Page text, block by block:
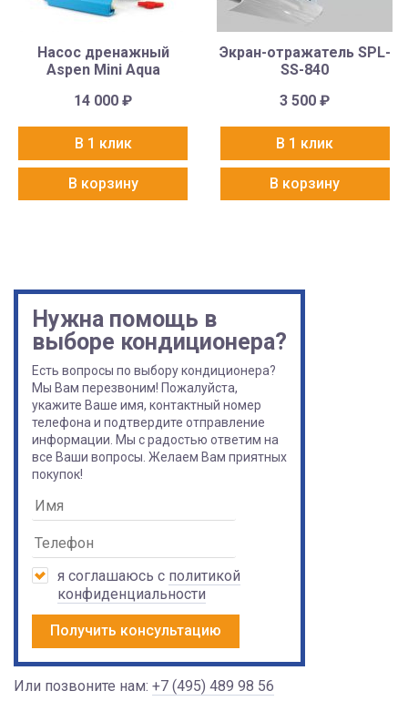
Насос дренажный
Aspen Mini Aqua
14 000₽
В 1 клик
В корзину
Экран-отражатель SPL-
SS-840
3 500₽
В 1 клик
В корзину
Нужна помощь в
выборе кондиционера?
Есть вопросы по выбору кондиционера?
Мы Вам перезвоним! Пожалуйста,
укажите Ваше имя, контактный номер
телефона и подтвердите отправление
информации. Мы с радостью ответим на
все Ваши вопросы. Желаем Вам приятных
покупок!
я соглашаюсь с политикой
конфиденциальности
Получить консультацию
Или позвоните нам: +7 (495) 489 98 56